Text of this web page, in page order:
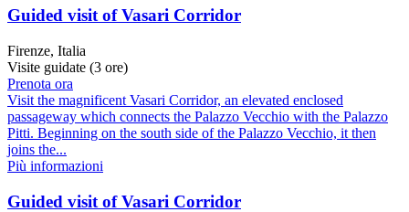
Guided visit of Vasari Corridor
Firenze, Italia
Visite guidate (3 ore)
Prenota ora
Visit the magnificent Vasari Corridor, an elevated enclosed
passageway which connects the Palazzo Vecchio with the Palazzo
Pitti. Beginning on the south side of the Palazzo Vecchio, it then
joins the...
Più informazioni
Guided visit of Vasari Corridor